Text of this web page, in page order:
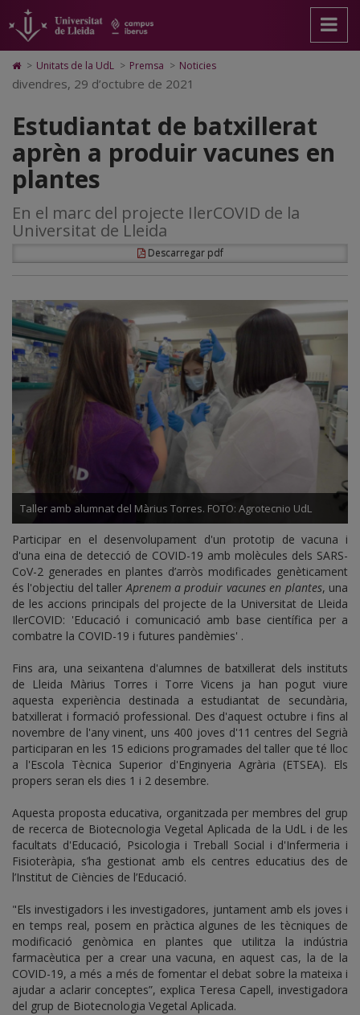
Estudiantat
de
batxillerat
aprèn
produir
vacunes
en
plantes
pàgina
principal.
Universitat
Lleida
contingut
principal
Mapa
Web.
Universitat
Cerca
Accessibilitat.
Universitat
Lleida
Icono
de
Home
ir
a
la
página
de
inicio
> Unitats de la UdL > Premsa > Noticies
divendres, 29 d’octubre de 2021
Estudiantat de batxillerat
aprèn a produir vacunes en
plantes
En el marc del projecte IlerCOVID de la
Universitat de Lleida
Descarregar pdf
Taller amb alumnat del Màrius Torres. FOTO: Agrotecnio UdL
Participar en el desenvolupament d'un prototip de vacuna i
d'una eina de detecció de COVID-19 amb molècules dels SARS-
CoV-2 generades en plantes d’arròs modificades genèticament
és l'objectiu del tallerAprenem a produir vacunes en plantes, una
de les accions principals del projecte de la Universitat de Lleida
IlerCOVID: 'Educació i comunicació amb base científica per a
combatre la COVID-19 i futures pandèmies' .
Fins ara, una seixantena d'alumnes de batxillerat dels instituts
de Lleida Màrius Torres i Torre Vicens ja han pogut viure
aquesta experiència destinada a estudiantat de secundària,
batxillerat i formació professional. Des d'aquest octubre i fins al
novembre de l'any vinent, uns 400 joves d'11 centres del Segrià
participaran en les 15 edicions programades del taller que té lloc
a l'Escola Tècnica Superior d'Enginyeria Agrària (ETSEA). Els
propers seran els dies 1 i 2 desembre.
Aquesta proposta educativa, organitzada per membres del grup
de recerca de Biotecnologia Vegetal Aplicada de la UdL i de les
facultats d'Educació, Psicologia i Treball Social i d'Infermeria i
Fisioteràpia, s’ha gestionat amb els centres educatius des de
l’Institut de Ciències de l’Educació.
"Els investigadors i les investigadores, juntament amb els joves i
en temps real, posem en pràctica algunes de les tècniques de
modificació genòmica en plantes que utilitza la indústria
farmacèutica per a crear una vacuna, en aquest cas, la de la
COVID-19, a més a més de fomentar el debat sobre la mateixa i
ajudar a aclarir conceptes”, explica Teresa Capell, investigadora
del grup de Biotecnologia Vegetal Aplicada.